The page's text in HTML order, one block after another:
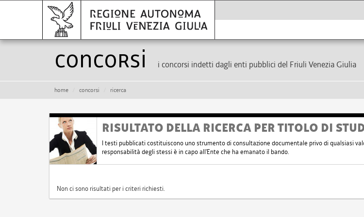
Concorsi i concorsi indetti dagli enti pubblici del Friuli Venezia Giulia
home concorsi ricerca
RISULTATO DELLA RICERCA PER TITOLO DI
I testi pubblicati costituiscono uno strumento di consultazione documentale privo di qualsiasi
responsabilità degli stessi è in capo all'Ente che ha emanato il bando.
Non ci sono risultati per i criteri richiesti.